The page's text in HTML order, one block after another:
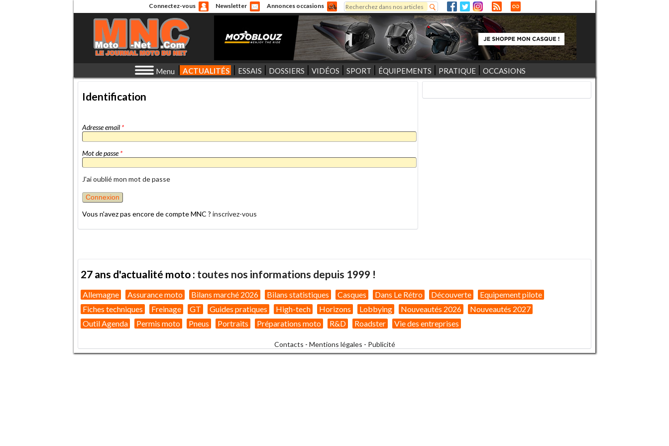
Connectez-vous Newsletter Annonces occasions
Formulaire de recherche
Rechercher
Menu ACTUALITÉS ESSAIS DOSSIERS VIDÉOS SPORT ÉQUIPEMENTS PRATIQUE OCCASIONS
Identification
Adresse email *
Mot de passe*
J'ai oublié mon mot de passe
Vous n'avez pas encore de compte MNC ? inscrivez-vous
27 ans d'actualité moto : toutes nos informations depuis 1999 !
Allemagne Assurance moto Bilans marché 2026 Bilans statistiques Casques Dans Le Rétro Découverte
Equipement pilote
Fiches techniques
Freinage GT Guides pratiques High-tech Horizons Lobbying Nouveautés 2026
Nouveautés 2027
Outil Agenda
Permis moto Pneus Portraits Préparations moto R&D Roadster Vie des entreprises
Contacts - Mentions légales - Publicité